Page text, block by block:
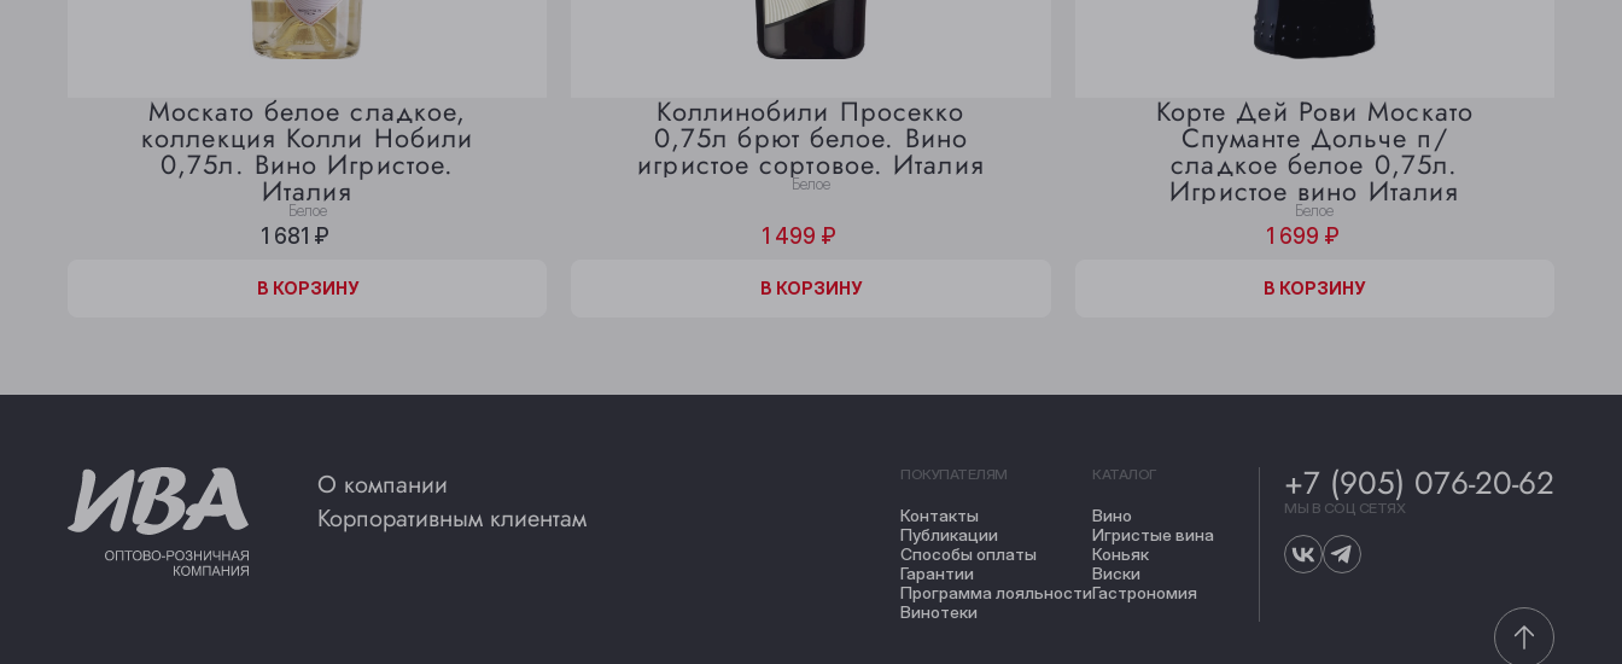
Москато белое сладкое,
коллекция Колли Нобили
0,75л. Вино Игристое.
Италия
Белое
1 681 ₽
В КОРЗИНУ
В КОРЗИНЕ
Коллинобили Просекко
0,75л брют белое. Вино
игристое сортовое. Италия
Белое
1 499 ₽
В КОРЗИНУ
В КОРЗИНЕ
Корте Дей Рови Москато
Спуманте Дольче п/
сладкое белое 0,75л.
Игристое вино Италия
Белое
1 699 ₽
В КОРЗИНУ
В КОРЗИНЕ
О компании
Корпоративным клиентам
ПОКУПАТЕЛЯМ
Контакты
Публикации
Способы оплаты
Гарантии
Программа лояльности
Винотеки
КАТАЛОГ
Вино
Игристые вина
Коньяк
Виски
Гастрономия
+7 (905) 076-20-62
МЫ В СОЦ СЕТЯХ